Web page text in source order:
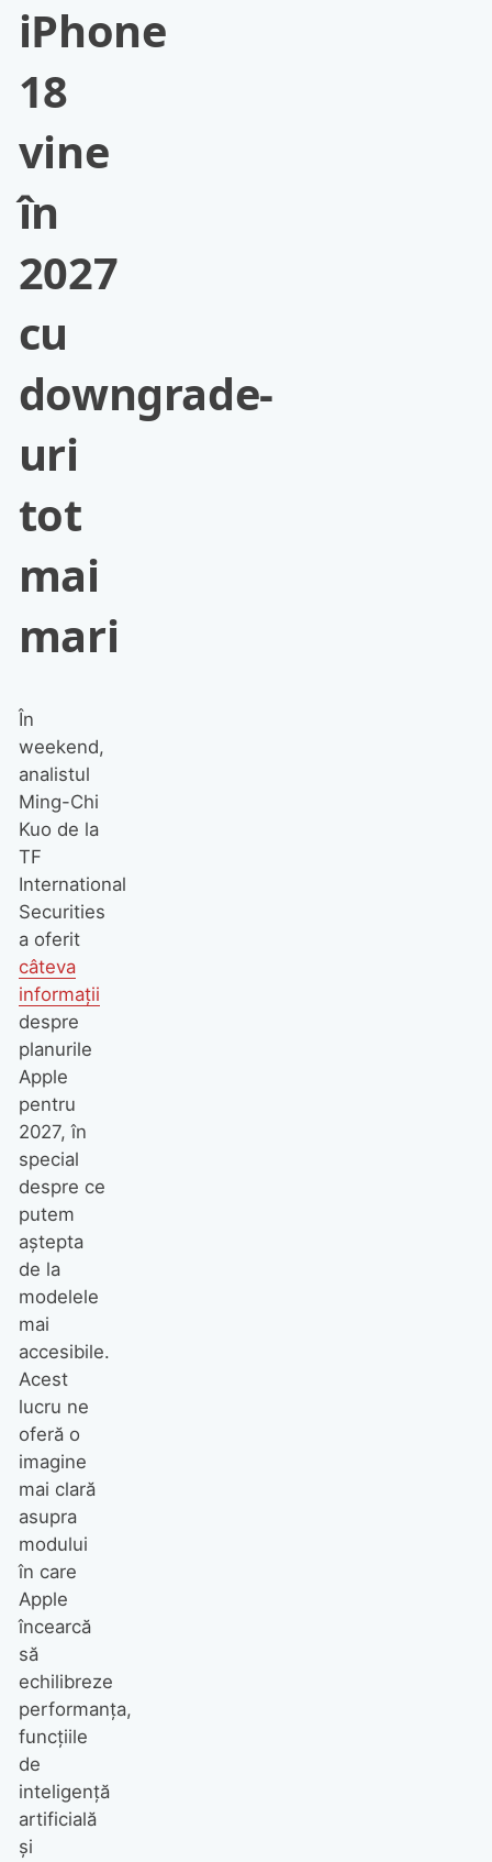
iPhone
18
vine
în
2027
cu
downgrade-
uri
tot
mai
mari
În
weekend,
analistul
Ming-Chi
Kuo de la
TF
International
Securities
a oferit
câteva
informații
despre
planurile
Apple
pentru
2027, în
special
despre ce
putem
aștepta
de la
modelele
mai
accesibile.
Acest
lucru ne
oferă o
imagine
mai clară
asupra
modului
în care
Apple
încearcă
să
echilibreze
performanța,
funcțiile
de
inteligență
artificială
și